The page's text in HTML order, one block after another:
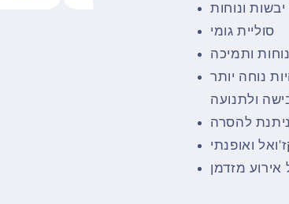
ונוחות
סוליית גומי
ותמיכה
נוחה יותר
ולתנועה
להסרה
ואופנתי
אירוע מזדמן